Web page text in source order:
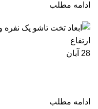
ادامه مطلب
28 آبان
ادامه مطلب